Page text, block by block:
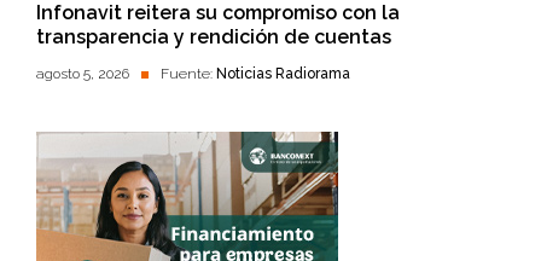
Infonavit reitera su compromiso con la
transparencia y rendición de cuentas
agosto 5, 2026 Fuente: Noticias Radiorama